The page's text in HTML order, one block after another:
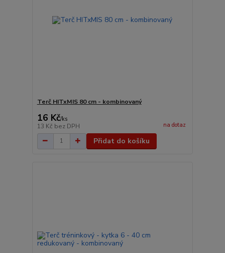
Terč HITxMIS 80 cm - kombinovaný
16 Kč/ks
13 Kč bez DPH na dotaz
Přidat do košíku